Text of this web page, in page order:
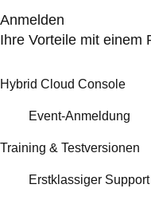
Anmelden
Ihre Vorteile mit einem
Hybrid Cloud Console
Event-Anmeldung
Training & Testversionen
Erstklassiger Support